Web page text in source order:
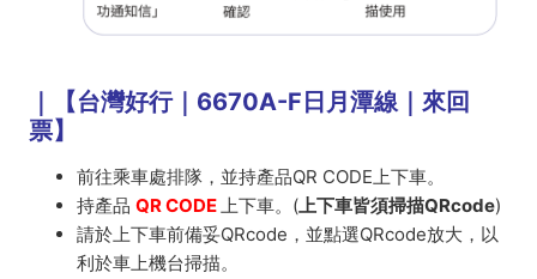
｜【台灣好行｜6670A-F日月潭線｜來回
票】
前往乘車處排隊，並持產品QR CODE上下車。
持產品 QR CODE上下車。(上下車皆須掃描QRcode)
請於上下車前備妥QRcode，並點選QRcode放大，以
利於車上機台掃描。